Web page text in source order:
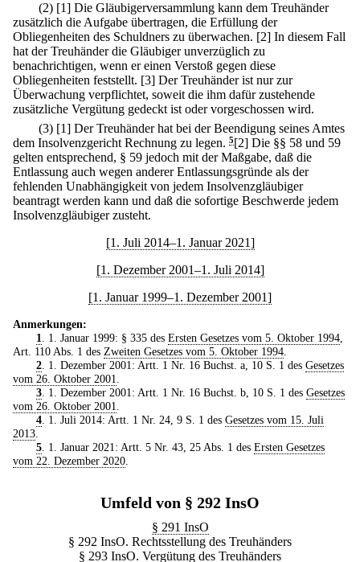
(2) [1] Die Gläubigerversammlung kann dem Treuhänder
zusätzlich die Aufgabe übertragen, die Erfüllung der
Obliegenheiten des Schuldners zu überwachen. [2] In diesem Fall
hat der Treuhänder die Gläubiger unverzüglich zu
benachrichtigen, wenn er einen Verstoß gegen diese
Obliegenheiten feststellt. [3] Der Treuhänder ist nur zur
Überwachung verpflichtet, soweit die ihm dafür zustehende
zusätzliche Vergütung gedeckt ist oder vorgeschossen wird.
(3) [1] Der Treuhänder hat bei der Beendigung seines Amtes
dem Insolvenzgericht Rechnung zu legen. 5[2] Die §§ 58 und 59
gelten entsprechend, § 59 jedoch mit der Maßgabe, daß die
Entlassung auch wegen anderer Entlassungsgründe als der
fehlenden Unabhängigkeit von jedem Insolvenzgläubiger
beantragt werden kann und daß die sofortige Beschwerde jedem
Insolvenzgläubiger zusteht.
[1. Juli 2014–1. Januar 2021]
[1. Dezember 2001–1. Juli 2014]
[1. Januar 1999–1. Dezember 2001]
Anmerkungen:
1
. 1. Januar 1999: § 335 des Ersten Gesetzes vom 5. Oktober 1994,
Art. 110 Abs. 1 des Zweiten Gesetzes vom 5. Oktober 1994
2. 1. Dezember 2001: Artt. 1 Nr. 16 Buchst. a, 10 S. 1 des Gesetzes
vom 26. Oktober 2001
3. 1. Dezember 2001: Artt. 1 Nr. 16 Buchst. b, 10 S. 1 des Gesetzes
vom 26. Oktober 2001
4. 1. Juli 2014: Artt. 1 Nr. 24, 9 S. 1 des Gesetzes vom 15. Juli
2013
5. 1. Januar 2021: Artt. 5 Nr. 43, 25 Abs. 1 des Ersten Gesetzes
vom 22. Dezember 2020
Umfeld von § 292 InsO
§ 291 InsO
§ 292 InsO. Rechtsstellung des Treuhänders
§ 293 InsO. Vergütung des Treuhänders